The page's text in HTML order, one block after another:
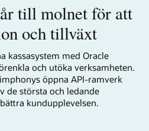
till molnet för att
och tillväxt
kassasystem med Oracle
och utöka verksamheten.
öppna API-ramverk
de största och ledande
kundupplevelsen.